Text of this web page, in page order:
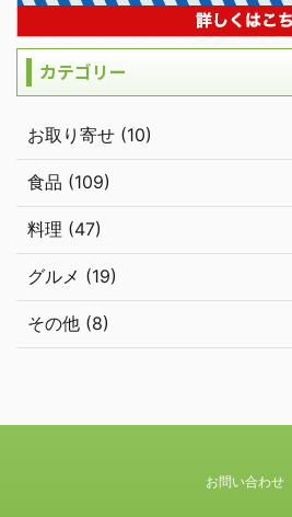
カテゴリー
お取り寄せ (10)
食品 (109)
料理 (47)
グルメ (19)
その他 (8)
お問い合わせ